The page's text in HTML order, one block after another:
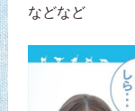
などなど